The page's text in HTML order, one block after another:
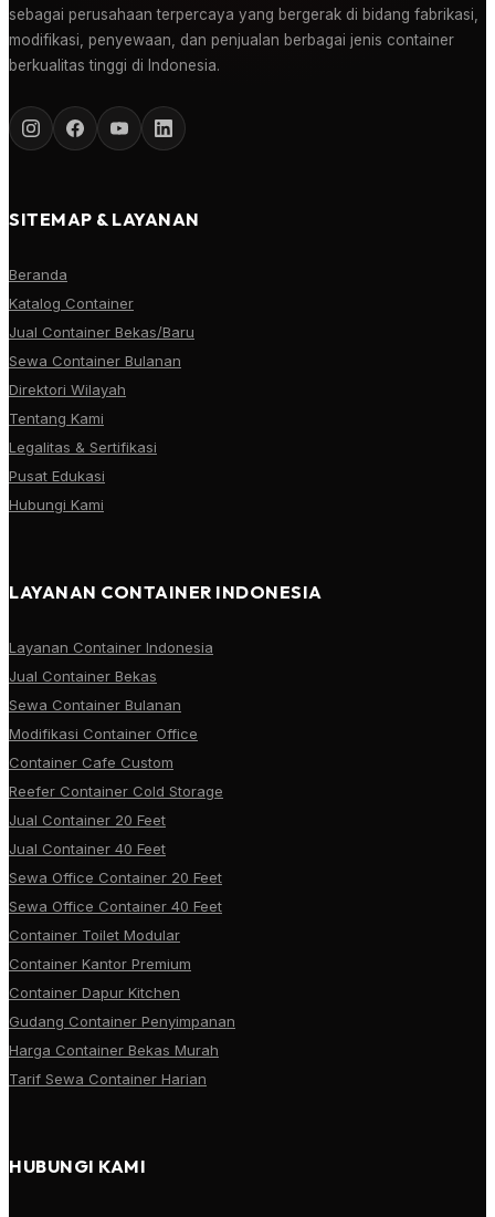
sebagai perusahaan terpercaya yang bergerak di bidang fabrikasi,
modifikasi, penyewaan, dan penjualan berbagai jenis container
berkualitas tinggi di Indonesia.
SITEMAP & LAYANAN
Beranda
Katalog Container
Jual Container Bekas/Baru
Sewa Container Bulanan
Direktori Wilayah
Tentang Kami
Legalitas & Sertifikasi
Pusat Edukasi
Hubungi Kami
LAYANAN CONTAINER INDONESIA
Layanan Container Indonesia
Jual Container Bekas
Sewa Container Bulanan
Modifikasi Container Office
Container Cafe Custom
Reefer Container Cold Storage
Jual Container 20 Feet
Jual Container 40 Feet
Sewa Office Container 20 Feet
Sewa Office Container 40 Feet
Container Toilet Modular
Container Kantor Premium
Container Dapur Kitchen
Gudang Container Penyimpanan
Harga Container Bekas Murah
Tarif Sewa Container Harian
HUBUNGI KAMI